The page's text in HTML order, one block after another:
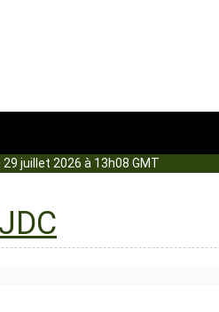
juillet 2026 à 13h08 GMT